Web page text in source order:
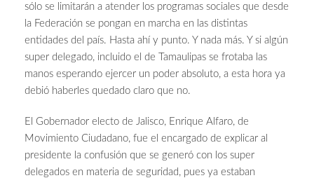
sólo se limitarán a atender los programas sociales que desde
la Federación se pongan en marcha en las distintas
entidades del país. Hasta ahí y punto. Y nada más. Y si algún
super delegado, incluido el de Tamaulipas se frotaba las
manos esperando ejercer un poder absoluto, a esta hora ya
debió haberles quedado claro que no.
El Gobernador electo de Jalisco, Enrique Alfaro, de
Movimiento Ciudadano, fue el encargado de explicar al
presidente la confusión que se generó con los super
delegados en materia de seguridad, pues ya estaban